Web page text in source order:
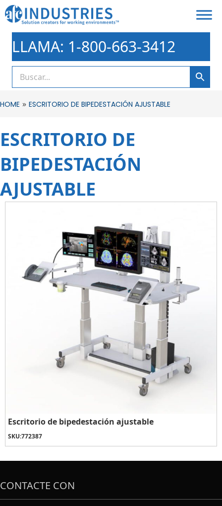
LLAMA: 1-800-663-3412
HOME » ESCRITORIO DE BIPEDESTACIÓN AJUSTABLE
ESCRITORIO DE
BIPEDESTACIÓN
AJUSTABLE
Escritorio de bipedestación ajustable
SKU:772387
CONTACTE CON